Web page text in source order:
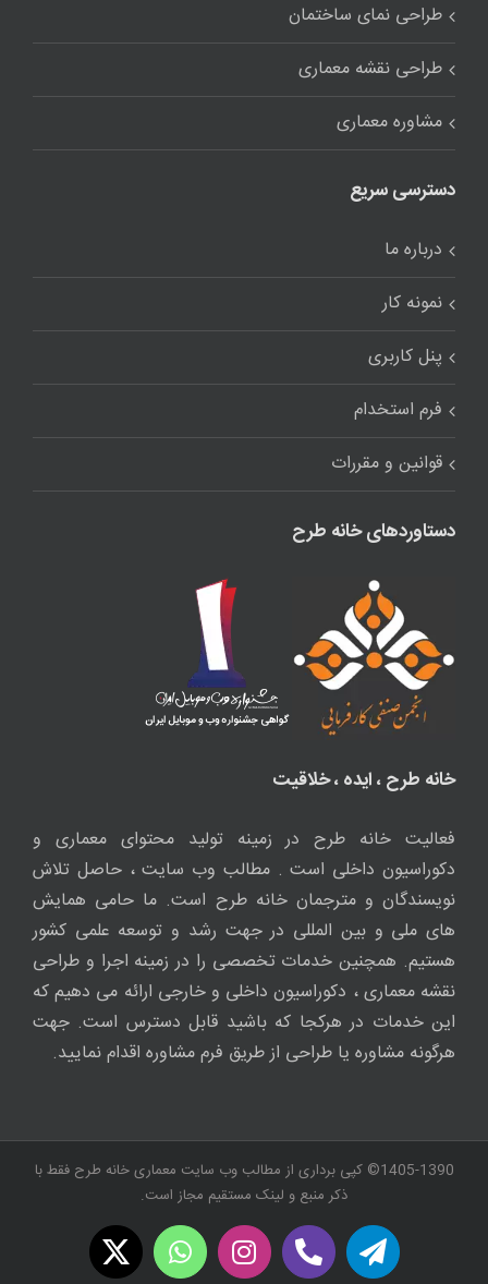
طراحی نمای ساختمان
طراحی نقشه معماری
مشاوره معماری
دسترسی سریع
درباره ما
نمونه کار
پنل کاربری
فرم استخدام
قوانین و مقررات
دستاوردهای خانه طرح
خانه طرح ، ایده ، خلاقیت
فعالیت خانه طرح در زمینه تولید محتوای معماری و
دکوراسیون داخلی است . مطالب وب سایت ، حاصل تلاش
نویسندگان و مترجمان خانه طرح است. ما حامی همایش
های ملی و بین المللی در جهت رشد و توسعه علمی کشور
هستیم. همچنین خدمات تخصصی را در زمینه اجرا و طراحی
نقشه معماری ، دکوراسیون داخلی و خارجی ارائه می دهیم که
این خدمات در هرکجا که باشید قابل دسترس است. جهت
هرگونه مشاوره یا طراحی از طریق فرم مشاوره اقدام نمایید.
1405-1390© کپی برداری از مطالب وب سایت معماری خانه طرح فقط با
ذکر منبع و لینک مستقیم مجاز است.
Telegram
Twitch
Instagram
WhatsApp
X